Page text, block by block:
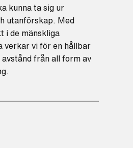
kunna ta sig ur
utanförskap. Med
i de mänskliga
verkar vi för en hållbar
från all form av